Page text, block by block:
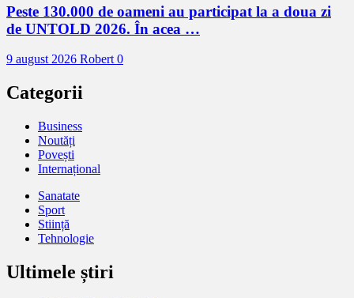
Peste 130.000 de oameni au participat la a doua zi
de UNTOLD 2026. În acea …
9 august 2026 Robert0
Categorii
Business
Noutăți
Povești
Internațional
Sanatate
Sport
Stiință
Tehnologie
Ultimele știri